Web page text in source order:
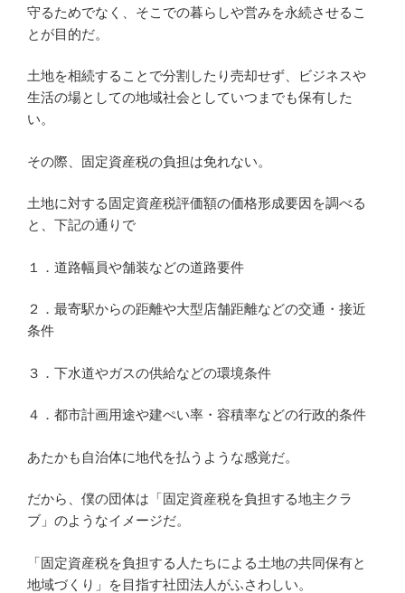
守るためでなく、そこでの暮らしや営みを永続させるこ
とが目的だ。
土地を相続することで分割したり売却せず、ビジネスや
生活の場としての地域社会としていつまでも保有した
い。
その際、固定資産税の負担は免れない。
土地に対する固定資産税評価額の価格形成要因を調べる
と、下記の通りで
１．道路幅員や舗装などの道路要件
２．最寄駅からの距離や大型店舗距離などの交通・接近
条件
３．下水道やガスの供給などの環境条件
４．都市計画用途や建ぺい率・容積率などの行政的条件
あたかも自治体に地代を払うような感覚だ。
だから、僕の団体は「固定資産税を負担する地主クラ
ブ」のようなイメージだ。
「固定資産税を負担する人たちによる土地の共同保有と
地域づくり」を目指す社団法人がふさわしい。